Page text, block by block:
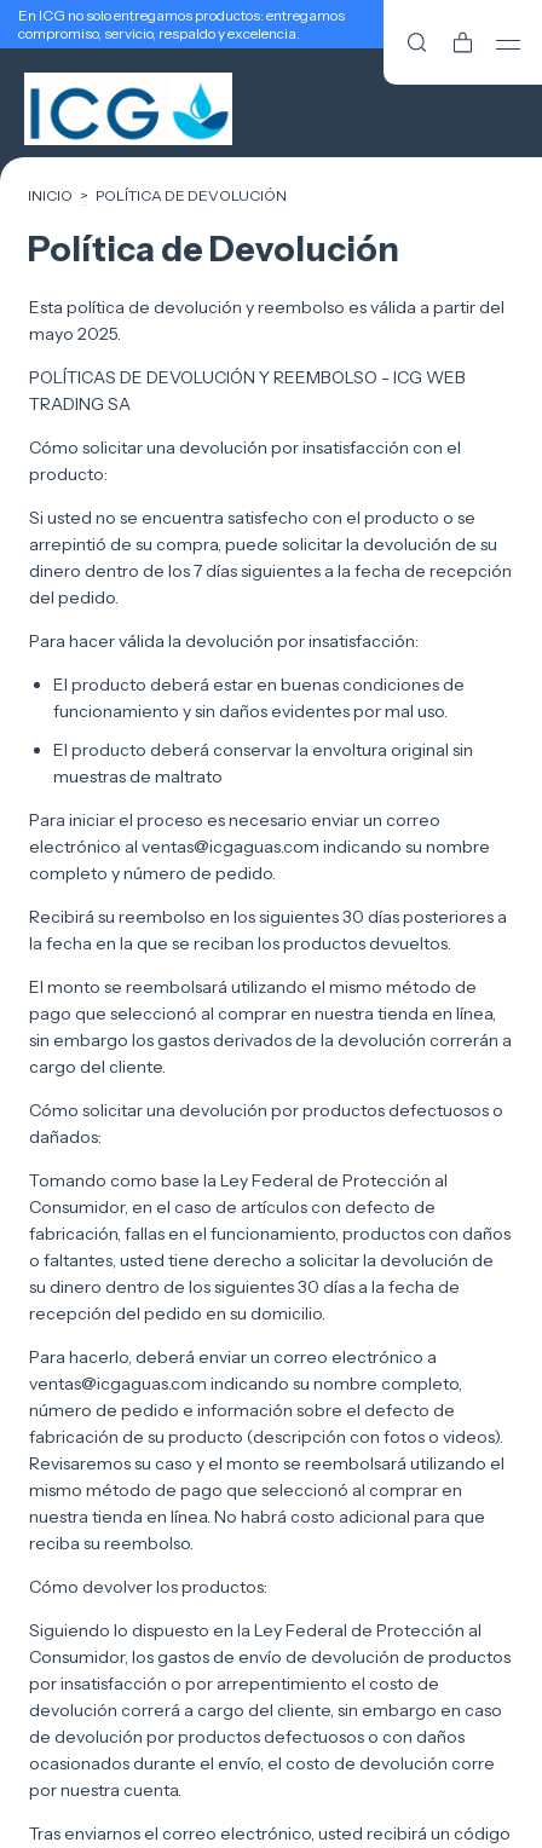
En ICG no solo entregamos productos: entregamos
compromiso, servicio, respaldo y excelencia.
INICIO > POLÍTICA DE DEVOLUCIÓN
Política de Devolución
Esta política de devolución y reembolso es válida a partir del
mayo 2025.
POLÍTICAS DE DEVOLUCIÓN Y REEMBOLSO - ICG WEB
TRADING SA
Cómo solicitar una devolución por insatisfacción con el
producto:
Si usted no se encuentra satisfecho con el producto o se
arrepintió de su compra, puede solicitar la devolución de su
dinero dentro de los 7 días siguientes a la fecha de recepción
del pedido.
Para hacer válida la devolución por insatisfacción:
El producto deberá estar en buenas condiciones de
funcionamiento y sin daños evidentes por mal uso.
El producto deberá conservar la envoltura original sin
muestras de maltrato
Para iniciar el proceso es necesario enviar un correo
electrónico al ventas@icgaguas.com indicando su nombre
completo y número de pedido.
Recibirá su reembolso en los siguientes 30 días posteriores a
la fecha en la que se reciban los productos devueltos.
El monto se reembolsará utilizando el mismo método de
pago que seleccionó al comprar en nuestra tienda en línea,
sin embargo los gastos derivados de la devolución correrán a
cargo del cliente.
Cómo solicitar una devolución por productos defectuosos o
dañados:
Tomando como base la Ley Federal de Protección al
Consumidor, en el caso de artículos con defecto de
fabricación, fallas en el funcionamiento, productos con daños
o faltantes, usted tiene derecho a solicitar la devolución de
su dinero dentro de los siguientes 30 días a la fecha de
recepción del pedido en su domicilio.
Para hacerlo, deberá enviar un correo electrónico a
ventas@icgaguas.com indicando su nombre completo,
número de pedido e información sobre el defecto de
fabricación de su producto (descripción con fotos o videos).
Revisaremos su caso y el monto se reembolsará utilizando el
mismo método de pago que seleccionó al comprar en
nuestra tienda en línea. No habrá costo adicional para que
reciba su reembolso.
Cómo devolver los productos:
Siguiendo lo dispuesto en la Ley Federal de Protección al
Consumidor, los gastos de envío de devolución de productos
por insatisfacción o por arrepentimiento el costo de
devolución correrá a cargo del cliente, sin embargo en caso
de devolución por productos defectuosos o con daños
ocasionados durante el envío, el costo de devolución corre
por nuestra cuenta.
Tras enviarnos el correo electrónico, usted recibirá un código